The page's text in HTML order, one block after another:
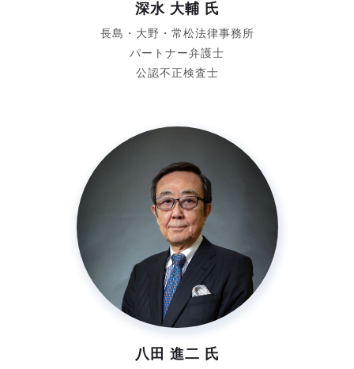
深水 大輔 氏
長島・大野・常松法律事務所
パートナー弁護士
公認不正検査士
八田 進二 氏